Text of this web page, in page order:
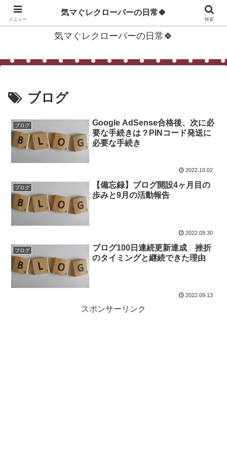
〜生活に役立つ便利な情報をあなたの心へお届けします〜
気マぐレクローバーの日常🍀
ブログ
ブログ
Google AdSense合格後、次に必
要な手続きは？PINコード発送に
必要な手続き
2022.10.02
ブログ
【備忘録】ブログ開設4ヶ月目の
歩みと9月の活動報告
2022.09.30
ブログ
ブログ100日連続更新達成 挫折
のタイミングと継続できた理由
2022.09.13
スポンサーリンク
メニュー
気マぐレクローバーの日常🍀
検索